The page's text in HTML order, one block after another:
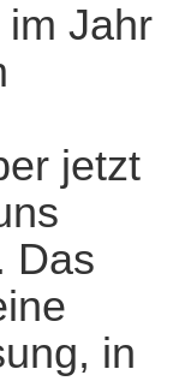
Jahr
jetzt
Das
in